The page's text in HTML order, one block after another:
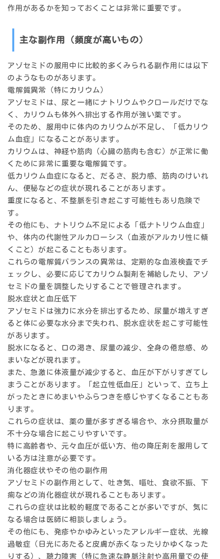
作用があるかを知っておくことは非常に重要です。
主な副作用（頻度が高いもの）
アゾセミドの服用中に比較的多くみられる副作用には以下
のようなものがあります。
電解質異常（特にカリウム）
アゾセミドは、尿と一緒にナトリウムやクロールだけでな
く、カリウムも体外へ排出する作用が強い薬です。
そのため、服用中に体内のカリウムが不足し、「低カリウ
ム血症」になることがあります。
カリウムは、神経や筋肉（心臓の筋肉も含む）が正常に働
くために非常に重要な電解質です。
低カリウム血症になると、だるさ、脱力感、筋肉のけいれ
ん、便秘などの症状が現れることがあります。
重度になると、不整脈を引き起こす可能性もあり危険で
す。
その他にも、ナトリウム不足による「低ナトリウム血症」
や、体内の代謝性アルカローシス（血液がアルカリ性に傾
くこと）が起こることもあります。
これらの電解質バランスの異常は、定期的な血液検査でチ
ェックし、必要に応じてカリウム製剤を補給したり、アゾ
セミドの量を調整したりすることで管理されます。
脱水症状と血圧低下
アゾセミドは強力に水分を排出するため、尿量が増えすぎ
ると体に必要な水分まで失われ、脱水症状を起こす可能性
があります。
脱水になると、口の渇き、尿量の減少、全身の倦怠感、め
まいなどが現れます。
また、急激に体液量が減少すると、血圧が下がりすぎてし
まうことがあります。「起立性低血圧」といって、立ち上
がったときにめまいやふらつきを感じやすくなることもあ
ります。
これらの症状は、薬の量が多すぎる場合や、水分摂取量が
不十分な場合に起こりやすいです。
特に高齢者や、元々血圧が低い方、他の降圧剤を服用して
いる方は注意が必要です。
消化器症状やその他の副作用
アゾセミドの副作用として、吐き気、嘔吐、食欲不振、下
痢などの消化器症状が現れることもあります。
これらの症状は比較的軽度であることが多いですが、気に
なる場合は医師に相談しましょう。
その他にも、発疹やかゆみといったアレルギー症状、光線
過敏症（日光にあたると皮膚が赤くなったりかゆくなった
りする）、聴力障害（特に急速な静脈注射や高用量での使